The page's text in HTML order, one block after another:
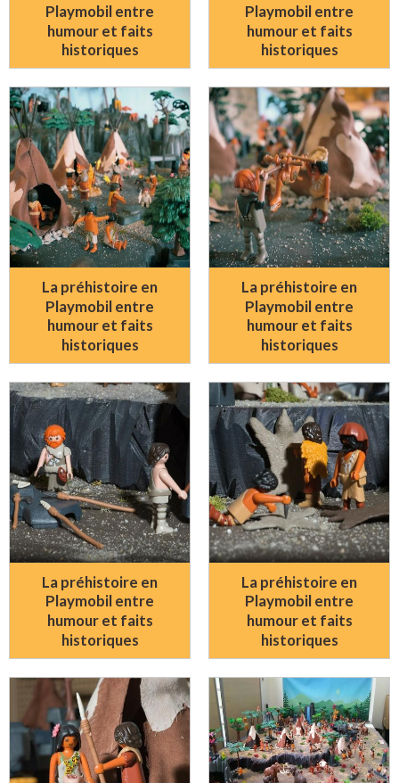
Playmobil entre
humour et faits
historiques
Playmobil entre
humour et faits
historiques
La préhistoire en
Playmobil entre
humour et faits
historiques
La préhistoire en
Playmobil entre
humour et faits
historiques
La préhistoire en
Playmobil entre
humour et faits
historiques
La préhistoire en
Playmobil entre
humour et faits
historiques